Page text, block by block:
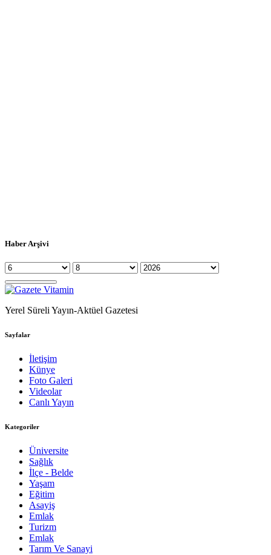
Haber Arşivi
Yerel Süreli Yayın-Aktüel Gazetesi
Sayfalar
İletişim
Künye
Foto Galeri
Videolar
Canlı Yayın
Kategoriler
Üniversite
Sağlık
İlçe - Belde
Yaşam
Eğitim
Asayiş
Emlak
Turizm
Emlak
Tarım Ve Sanayi